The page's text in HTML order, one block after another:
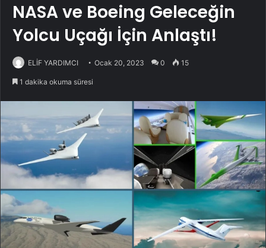
NASA ve Boeing Geleceğin
Yolcu Uçağı İçin Anlaştı!
ELİF YARDIMCI Ocak 20, 2023 0 15
1 dakika okuma süresi